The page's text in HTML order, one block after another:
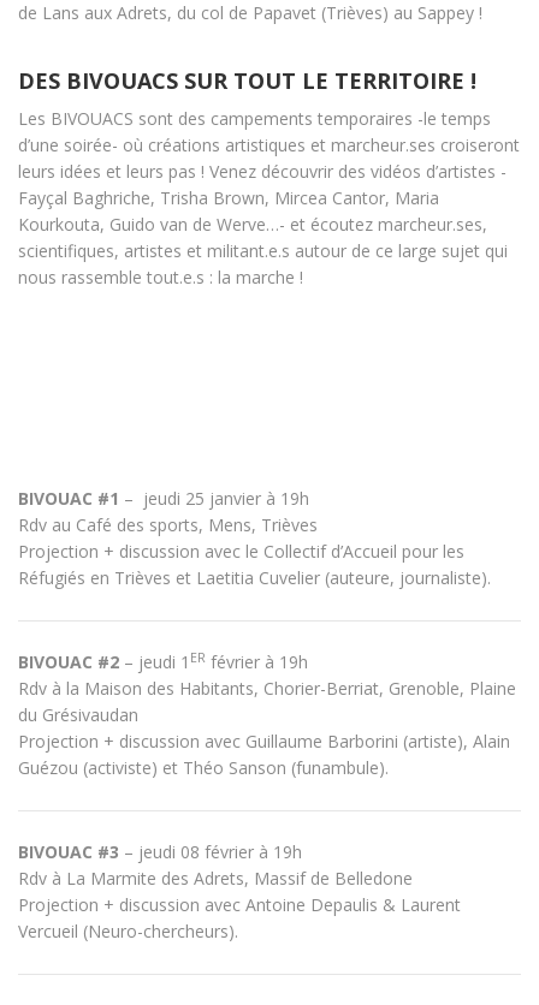
de Lans aux Adrets, du col de Papavet (Trièves) au Sappey !
DES BIVOUACS SUR TOUT LE TERRITOIRE !
Les BIVOUACS sont des campements temporaires -le temps
d’une soirée- où créations artistiques et marcheur.ses croiseront
leurs idées et leurs pas ! Venez découvrir des vidéos d’artistes -
Fayçal Baghriche, Trisha Brown, Mircea Cantor, Maria
Kourkouta, Guido van de Werve…- et écoutez marcheur.ses,
scientifiques, artistes et militant.e.s autour de ce large sujet qui
nous rassemble tout.e.s : la marche !
BIVOUAC #1 – jeudi 25 janvier à 19h
Rdv au Café des sports, Mens, Trièves
Projection + discussion avec le Collectif d’Accueil pour les
Réfugiés en Trièves et Laetitia Cuvelier (auteure, journaliste).
BIVOUAC #2 – jeudi 1 ER février à 19h
Rdv à la Maison des Habitants, Chorier-Berriat, Grenoble, Plaine
du Grésivaudan
Projection + discussion avec Guillaume Barborini (artiste), Alain
Guézou (activiste) et Théo Sanson (funambule).
BIVOUAC #3 – jeudi 08 février à 19h
Rdv à La Marmite des Adrets, Massif de Belledone
Projection + discussion avec Antoine Depaulis & Laurent
Vercueil (Neuro-chercheurs).